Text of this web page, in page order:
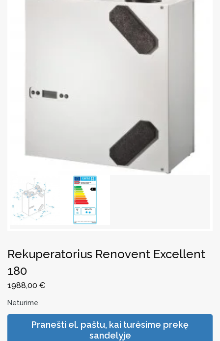
Rekuperatorius Renovent Excellent
180
1988,00 €
Neturime
Pranešti el. paštu, kai turėsime prekę
sandelyje